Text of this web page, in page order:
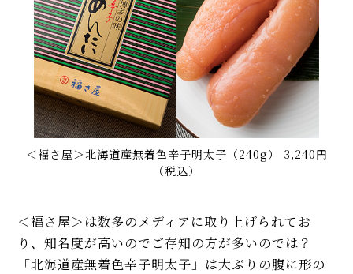
＜福さ屋＞北海道産無着色辛子明太子（240g） 3,240円
（税込）
＜福さ屋＞は数多のメディアに取り上げられてお
り、知名度が高いのでご存知の方が多いのでは？
「北海道産無着色辛子明太子」は大ぶりの腹に形の